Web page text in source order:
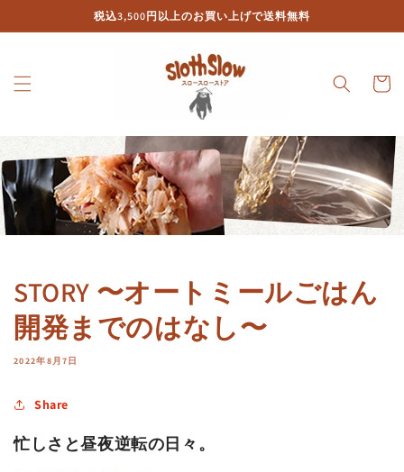
進む
税込3,500円以上のお買い上げで送料無料
ー
STORY 〜オートミールごはん
開発までのはなし〜
2022年8月7日
Share
忙しさと昼夜逆転の日々。